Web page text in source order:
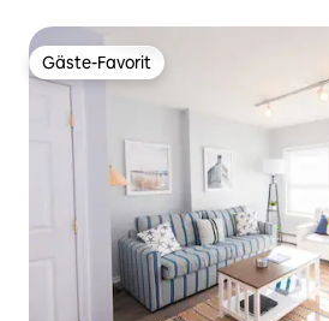
Gäste-Favorit
Gäste-Favorit